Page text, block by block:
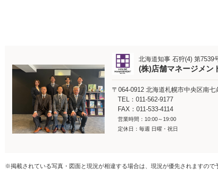
北海道知事 石狩(4) 第7539
(株)店舗マネージメン
〒064-0912 北海道札幌市中央区南
TEL：011-562-9177
FAX：011-533-4114
営業時間：10:00～19:00
定休日：毎週 日曜・祝日
※掲載されている写真・図面と現況が相違する場合は、現況が優先されますので